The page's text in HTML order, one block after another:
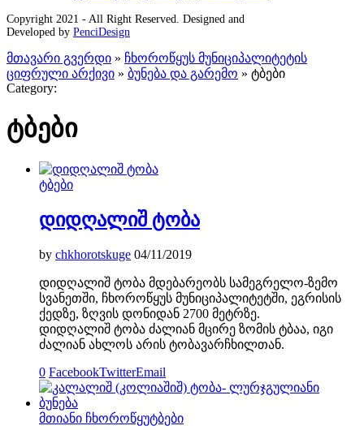
Copyright 2021 - All Right Reserved. Designed and
Developed by PenciDesign
მთავარი გვერდი » ჩხოროწყუს მუნიციპალიტეტის
ციფრული არქივი » ბუნება და გარემო » ტბები
Category:
ტბები
ტბები
დიდღალიშ ტობა
by chkhorotskuge 04/11/2019
დიდღალიშ ტობა მდებარეობს სამეგრელო-ზემო
სვანეთში, ჩხოროწყუს მუნიციპალიტეტში, ეგრისის
ქედზე, ზღვის დონიდან 2700 მეტრზე.
დიდღალიშ ტობა ძალიან მცირე ზომის ტბაა, იგი
ძალიან ახლოს არის ტობავარჩხილთან.
0 FacebookTwitterEmail
მთიანი ჩხოროწყუტბები